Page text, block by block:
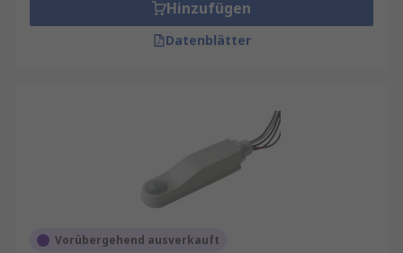
Hinzufügen
Datenblätter
Vorübergehend ausverkauft